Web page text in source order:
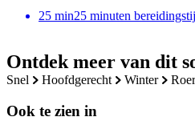
Ontdek meer van dit
snel hoofdgerecht winter
Ook te zien in
25 min25 minuten